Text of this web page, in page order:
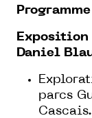
Daniel
parcs
Cascais.